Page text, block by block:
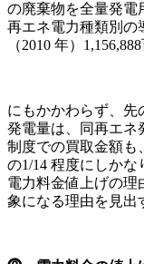
の廃棄物を全量発
再エネ電力種類別の
（2010 年）
にもかかわらず、先
発電量は、同再エネ
制度での買取金額も
の1/14 程度にしかな
電力料金値上げの理
象になる理由を見出